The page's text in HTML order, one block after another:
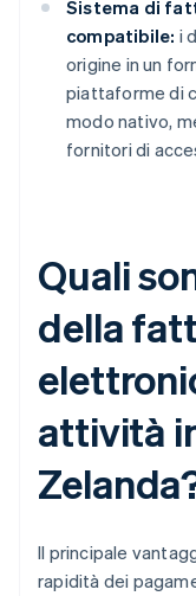
Sistema di
compatibile: i
origine in un
piattaforme di
modo nativo,
fornitori di
Quali
della
attività
Il principale
rapidità dei